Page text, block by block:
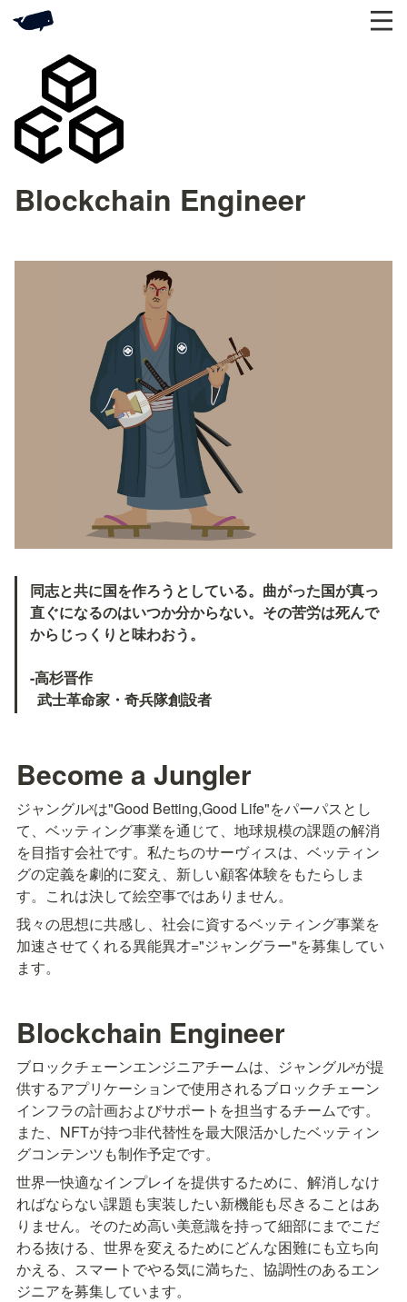
Blockchain Engineer
同志と共に国を作ろうとしている。曲がった国が真っ
直ぐになるのはいつか分からない。その苦労は死んで
からじっくりと味わおう。
-高杉晋作
  武士革命家・奇兵隊創設者
Become a Jungler
ジャングルˣは"Good Betting,Good Life"をパーパスとし
て、ベッティング事業を通じて、地球規模の課題の解消
を目指す会社です。私たちのサーヴィスは、ベッティン
グの定義を劇的に変え、新しい顧客体験をもたらしま
す。これは決して絵空事ではありません。
我々の思想に共感し、社会に資するベッティング事業を
加速させてくれる異能異才="ジャングラー"を募集してい
ます。
Blockchain Engineer
ブロックチェーンエンジニアチームは、ジャングルˣが提
供するアプリケーションで使用されるブロックチェーン
インフラの計画およびサポートを担当するチームです。
また、NFTが持つ非代替性を最大限活かしたベッティン
グコンテンツも制作予定です。
世界一快適なインプレイを提供するために、解消しなけ
ればならない課題も実装したい新機能も尽きることはあ
りません。そのため高い美意識を持って細部にまでこだ
わる抜ける、世界を変えるためにどんな困難にも立ち向
かえる、スマートでやる気に満ちた、協調性のあるエン
ジニアを募集しています。